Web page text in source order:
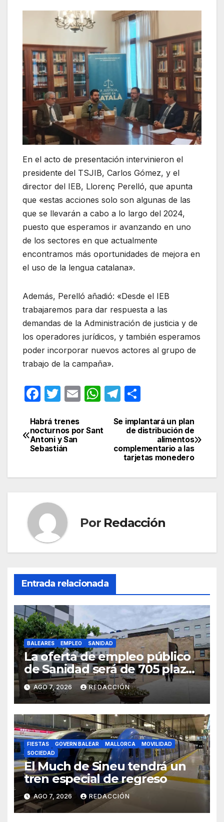
En el acto de presentación intervinieron el
presidente del TSJIB, Carlos Gómez, y el
director del IEB, Llorenç Perelló, que apunta
que «estas acciones solo son algunas de las
que se llevarán a cabo a lo largo del 2024,
puesto que esperamos ir avanzando en uno
de los sectores en que actualmente
encontramos más oportunidades de mejora en
el uso de la lengua catalana».
Además, Perelló añadió: «Desde el IEB
trabajaremos para dar respuesta a las
demandas de la Administración de justicia y de
los operadores jurídicos, y también esperamos
poder incorporar nuevos actores al grupo de
trabajo de la campaña».
F
c
e
b
o
k
T
itt
er
E
ail
W
at
p
T
e
gr
a
m
m
p
ar
tir
Navegación
de
Se implantará un plan
de distribución de
alimentos
complementario a las
tarjetas monedero
Habrá trenes
nocturnos por Sant
Antoni y San
Sebastián
Por Redacción
Entrada relacionada
BALEARES EMPLEO SANIDAD
La oferta de empleo público
de Sanidad será de 705 plazas
en 2026
AGO 7, 2026 REDACCIÓN
FIESTAS GOVERN BALEAR MALLORCA
MOVILIDAD
SOCIEDAD
El Much de Sineu tendrá un
tren especial de regreso
AGO 7, 2026 REDACCIÓN